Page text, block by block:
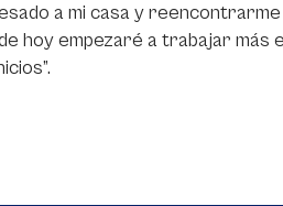
a mi casa y
hoy empezaré a trabajar